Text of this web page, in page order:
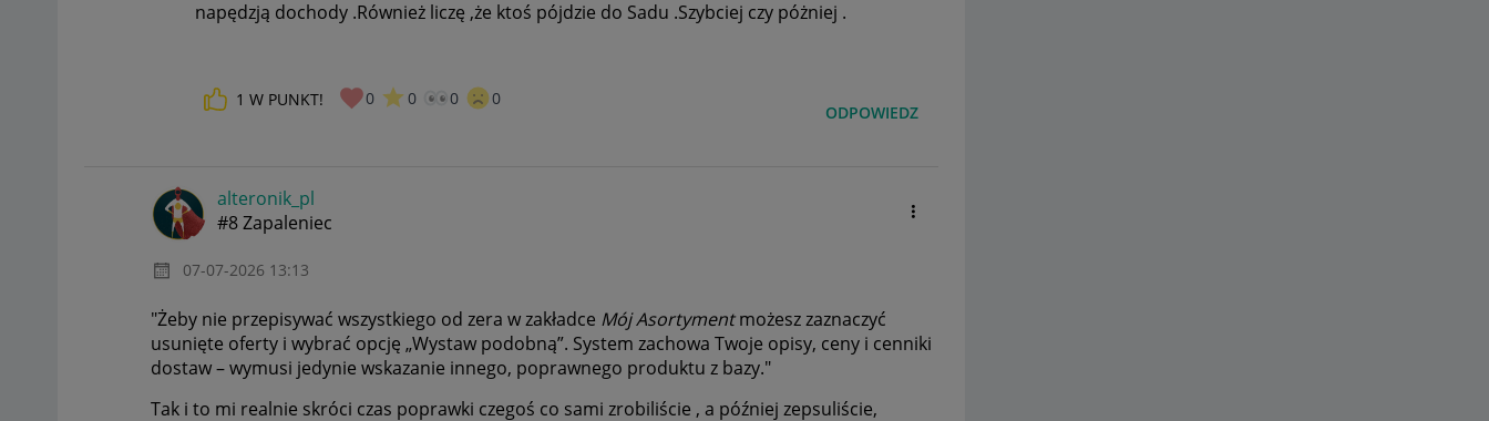
napędzją dochody .Również liczę ,że ktoś pójdzie do Sadu .Szybciej czy póżniej .
1 W PUNKT! 0 0 0 0
ODPOWIEDZ
alteronik_pl
#8 Zapaleniec
‎07-07-2026 13:13
"Żeby nie przepisywać wszystkiego od zera w zakładce Mój Asortymentmożesz zaznaczyć
usunięte oferty i wybrać opcję „Wystaw podobną”. System zachowa Twoje opisy, ceny i cenniki
dostaw – wymusi jedynie wskazanie innego, poprawnego produktu z bazy."
Tak i to mi realnie skróci czas poprawki czegoś co sami zrobiliście , a później zepsuliście,